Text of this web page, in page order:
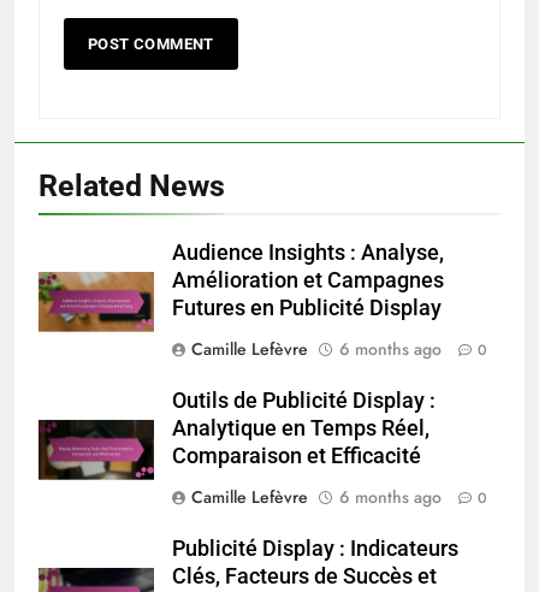
Related News
Audience Insights : Analyse,
Amélioration et Campagnes
Futures en Publicité Display
Camille Lefèvre
6 months ago 0
Outils de Publicité Display :
Analytique en Temps Réel,
Comparaison et Efficacité
Camille Lefèvre
6 months ago 0
Publicité Display : Indicateurs
Clés, Facteurs de Succès et